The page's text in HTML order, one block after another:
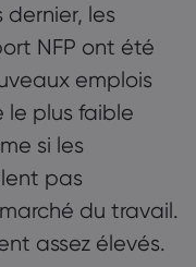
dernier, les
NFP ont été
emplois
le plus faible
si les
pas
du travail.
assez élevés.